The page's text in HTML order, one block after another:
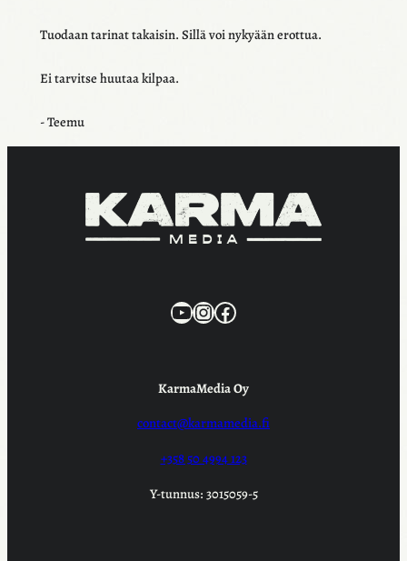
Tuodaan tari­nat takai­sin. Sillä voi nyky­ään erot­tua.
Ei tarvitse huutaa kilpaa.
- Teemu
KarmaMedia YouTube
Instagram
Facebook
KarmaMedia Oy
contact@karmamedia.fi
+358 50 4994 123
Y-tunnus: 3015059-5